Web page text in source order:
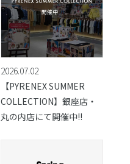
2026.07.02
【PYRENEX SUMMER
COLLECTION】銀座店・
丸の内店にて開催中!!